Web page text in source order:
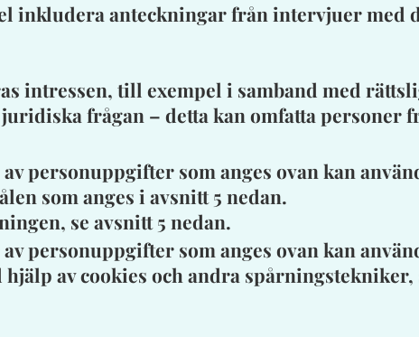
inkludera anteckningar från intervjuer med
intressen, till exempel i samband med
frågan – detta kan omfatta personer
personuppgifter som anges ovan kan
som anges i avsnitt 5 nedan.
se avsnitt 5 nedan.
personuppgifter som anges ovan kan
av cookies och andra